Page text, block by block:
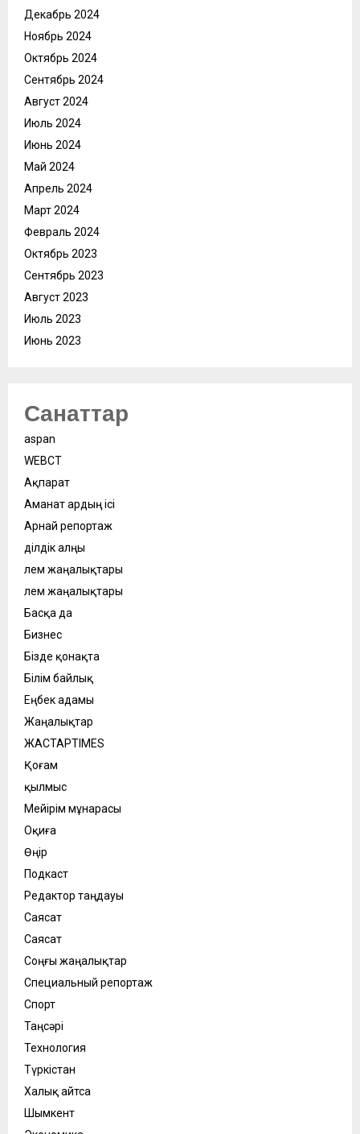
Декабрь 2024
Ноябрь 2024
Октябрь 2024
Сентябрь 2024
Август 2024
Июль 2024
Июнь 2024
Май 2024
Апрель 2024
Март 2024
Февраль 2024
Октябрь 2023
Сентябрь 2023
Август 2023
Июль 2023
Июнь 2023
Санаттар
aspan
WEBСӘТ
Ақпарат
Аманат ардың ісі
Арнай репортаж
Әділдік алңы
Әлем жаңалықтары
Әлем жаңалықтары
Басқа да
Бизнес
Бізде қонақта
Білім байлық
Еңбек адамы
Жаңалықтар
ЖАСТАРTIMES
Қоғам
қылмыс
Мейірім мұнарасы
Оқиға
Өңір
Подкаст
Редактор таңдауы
Саясат
Саясат
Соңғы жаңалықтар
Специальный репортаж
Спорт
Таңсәрі
Технология
Түркістан
Халық айтса
Шымкент